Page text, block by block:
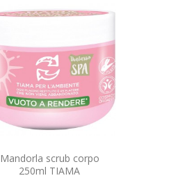
Mandorla scrub corpo
250ml TIAMA